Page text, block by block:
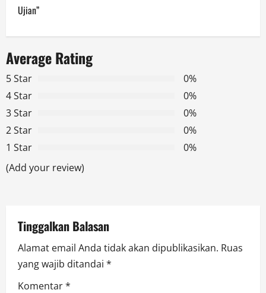
n
a
v
i
g
a
t
o
n
Ujian”
Average Rating
5 Star
0%
4 Star
0%
3 Star
0%
2 Star
0%
1 Star
0%
(Add your review)
Tinggalkan Balasan
Alamat email Anda tidak akan dipublikasikan. Ruas
yang wajib ditandai *
Komentar*